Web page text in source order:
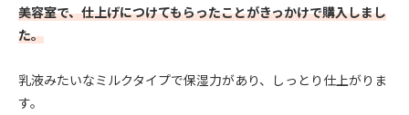
美容室で、仕上げにつけてもらったことがきっかけで購入しまし
た。
乳液みたいなミルクタイプで保湿力があり、しっとり仕上がりま
す。